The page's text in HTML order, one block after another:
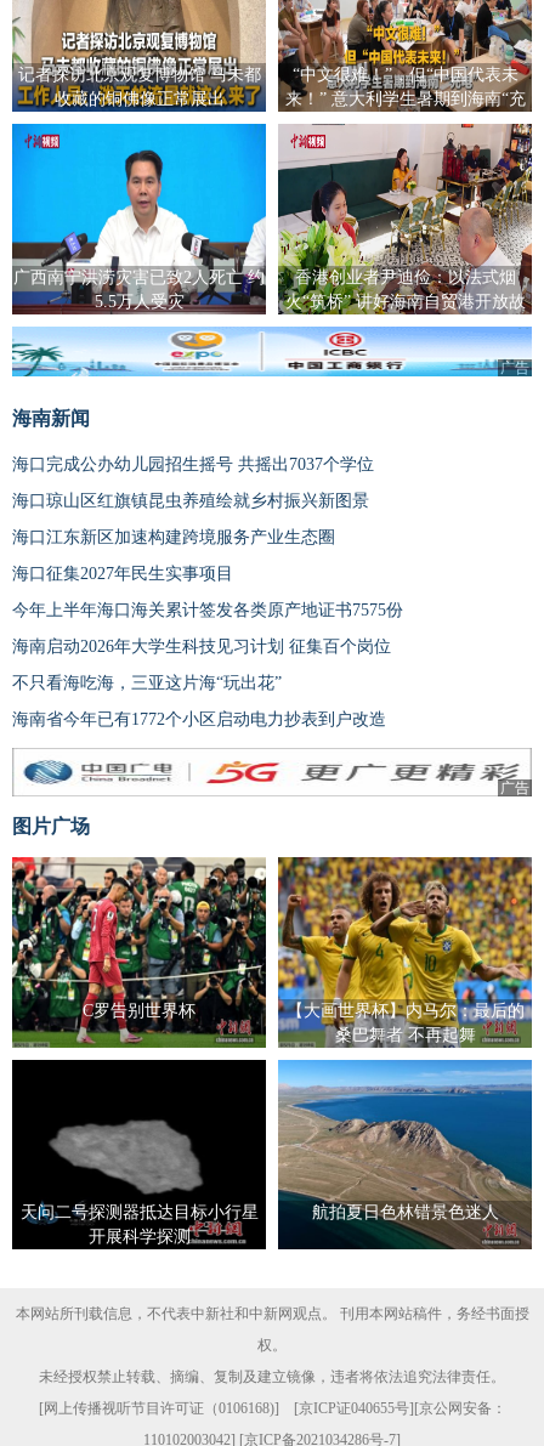
记者探访北京观复博物馆 马未都
收藏的铜佛像正常展出
“中文很难！”，但“中国代表未
来！” 意大利学生暑期到海南“充
电”
广西南宁洪涝灾害已致2人死亡 约
5.5万人受灾
香港创业者尹迪俭：以法式烟
火“筑桥” 讲好海南自贸港开放故
事
广告
海南新闻
海口完成公办幼儿园招生摇号 共摇出7037个学位
海口琼山区红旗镇昆虫养殖绘就乡村振兴新图景
海口江东新区加速构建跨境服务产业生态圈
海口征集2027年民生实事项目
今年上半年海口海关累计签发各类原产地证书7575份
海南启动2026年大学生科技见习计划 征集百个岗位
不只看海吃海，三亚这片海“玩出花”
海南省今年已有1772个小区启动电力抄表到户改造
广告
图片广场
C罗告别世界杯
【大画世界杯】内马尔：最后的
桑巴舞者 不再起舞
天问二号探测器抵达目标小行星
开展科学探测
航拍夏日色林错景色迷人
本网站所刊载信息，不代表中新社和中新网观点。 刊用本网站稿件，务经书面授
权。
未经授权禁止转载、摘编、复制及建立镜像，违者将依法追究法律责任。
[网上传播视听节目许可证（0106168)] [京ICP证040655号][京公网安备：
110102003042] [京ICP备2021034286号-7]